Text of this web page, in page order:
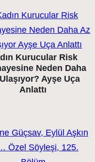
Kurucular Risk
Neden Daha
Ayşe Uça
Anlattı